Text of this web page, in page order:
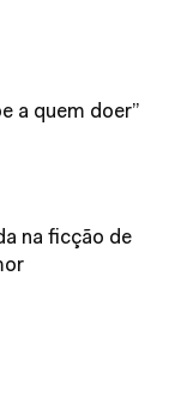
a quem doer”
na ficção de